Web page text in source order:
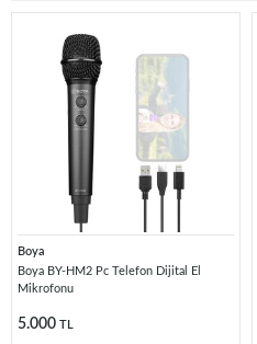
Boya
Boya BY-HM2 Pc Telefon Dijital El
Mikrofonu
5.000 TL